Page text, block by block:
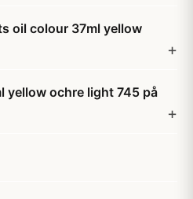
oil colour 37ml yellow
yellow ochre light 745 på